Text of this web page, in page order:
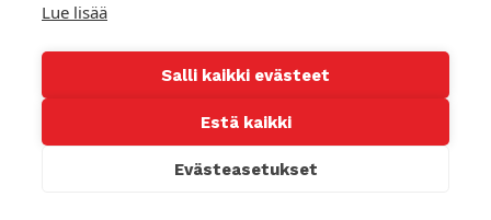
Lue lisää
Salli kaikki evästeet
Estä kaikki
Evästeasetukset
Oikopolut
Verkkokauppa
Materiaalipankki
Kustannustoiminta
Leiri- ja kurssikeskus Päiväkumpu
Lähetyskirkko